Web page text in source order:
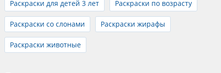
Раскраски для детей 3 лет Раскраски по возрасту
Раскраски со слонами Раскраски жирафы
Раскраски животные